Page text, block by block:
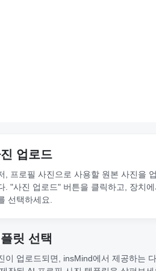
업로드
, 프로필 사진으로 사용할 원본 사진을
. "사진 업로드" 버튼을 클릭하고, 장치에
선택하세요.
릿 선택
이 업로드되면, insMind에서 제공하는